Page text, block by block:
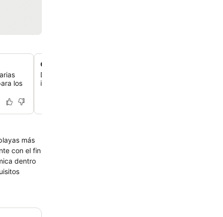
los
Once opciones para comer
Disfruta de un montón de delicias culinarias con 11
incluyendo 7 a la carta y 2 bares de aperitivos, para
más
con el fin
dentro